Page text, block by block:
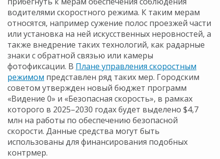
водителями скоростного режима. К таким мерам
относятся, например сужение полос проезжей части
или установка на ней искусственных неровностей, а
также внедрение таких технологий, как радарные
знаки с обратной связью или камеры
фотофиксации. В Плане управления скоростным
режимом представлен ряд таких мер. Городским
советом утвержден новый бюджет программ
«Видение 0» и «Безопасная скорость», в рамках
которого в 2025–2030 годах будет выделено $4,7
млн на работы по обеспечению безопасной
скорости. Данные средства могут быть
использованы для финансирования подобных
контрмер.